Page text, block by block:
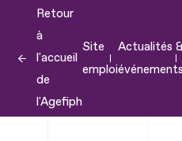
contenu
Retour
à
l'accueil
de
l'Agefiph
Site
emploi
Actualités
événements